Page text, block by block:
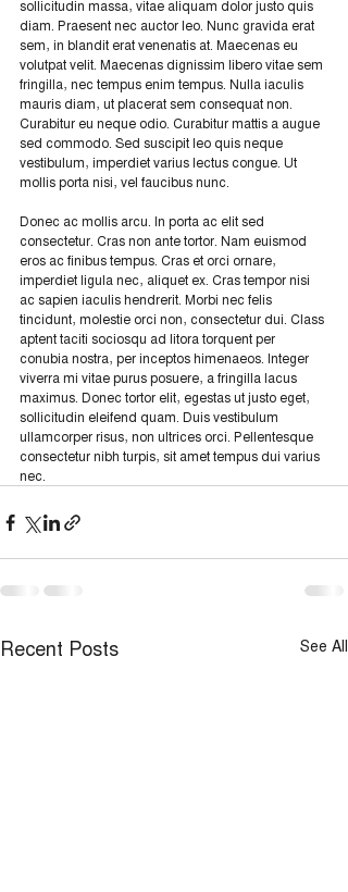
sollicitudin massa, vitae aliquam dolor justo quis
diam. Praesent nec auctor leo. Nunc gravida erat
sem, in blandit erat venenatis at. Maecenas eu
volutpat velit. Maecenas dignissim libero vitae sem
fringilla, nec tempus enim tempus. Nulla iaculis
mauris diam, ut placerat sem consequat non.
Curabitur eu neque odio. Curabitur mattis a augue
sed commodo. Sed suscipit leo quis neque
vestibulum, imperdiet varius lectus congue. Ut
mollis porta nisi, vel faucibus nunc.
Donec ac mollis arcu. In porta ac elit sed
consectetur. Cras non ante tortor. Nam euismod
eros ac finibus tempus. Cras et orci ornare,
imperdiet ligula nec, aliquet ex. Cras tempor nisi
ac sapien iaculis hendrerit. Morbi nec felis
tincidunt, molestie orci non, consectetur dui. Class
aptent taciti sociosqu ad litora torquent per
conubia nostra, per inceptos himenaeos. Integer
viverra mi vitae purus posuere, a fringilla lacus
maximus. Donec tortor elit, egestas ut justo eget,
sollicitudin eleifend quam. Duis vestibulum
ullamcorper risus, non ultrices orci. Pellentesque
consectetur nibh turpis, sit amet tempus dui varius
nec.
Recent Posts See All